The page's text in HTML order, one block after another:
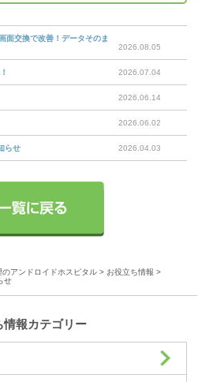
面交換で改善！データそのま
2026.08.05
2026.07.04
2026.06.14
2026.06.02
らせ 2026.04.03
アンドロイドホスピタル > お役立ち情報 >
せ
情報カテゴリー